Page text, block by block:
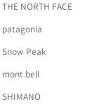
THE NORTH FACE
patagonia
Snow Peak
mont bell
SHIMANO